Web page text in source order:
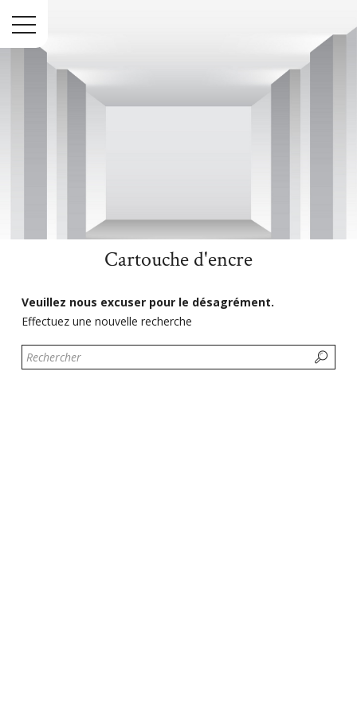
High-Tech Informatique Cartouche d'encre
Cartouche d'encre
Veuillez nous excuser pour le désagrément.
Effectuez une nouvelle recherche